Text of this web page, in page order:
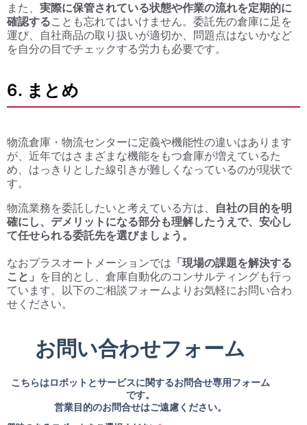
また、 実際に保管されている状態や作業の流れを定期的に
確認することも忘れてはいけません。委託先の倉庫に足を
運び、自社商品の取り扱いが適切か、問題点はないかなど
を自分の目でチェックする労力も必要です。
6. まとめ
物流倉庫・物流センターに定義や機能性の違いはあります
が、近年ではさまざまな機能をもつ倉庫が増えているた
め、はっきりとした線引きが難しくなっているのが現状で
す。
物流業務を委託したいと考えている方は、 自社の目的を明
確にし、デメリットになる部分も理解したうえで、安心し
て任せられる委託先を選びましょう。
なおプラスオートメーションでは 「現場の課題を解決する
こと」 を目的とし、倉庫自動化のコンサルティングも行っ
ています。以下のご相談フォームよりお気軽にお問い合わ
せください。